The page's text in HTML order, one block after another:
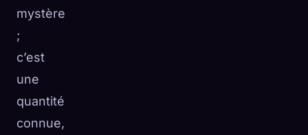
mystère
;
c’est
une
quantité
connue,